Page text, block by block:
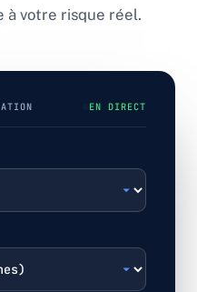
à votre risque réel.
EN DIRECT